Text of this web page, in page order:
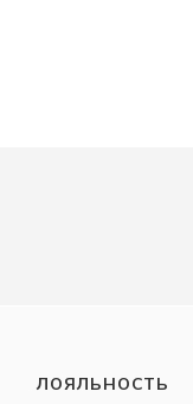
ЛОЯЛЬНОСТЬ